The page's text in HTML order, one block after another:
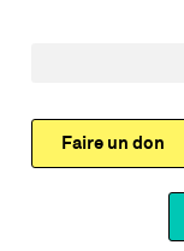
Faire un don